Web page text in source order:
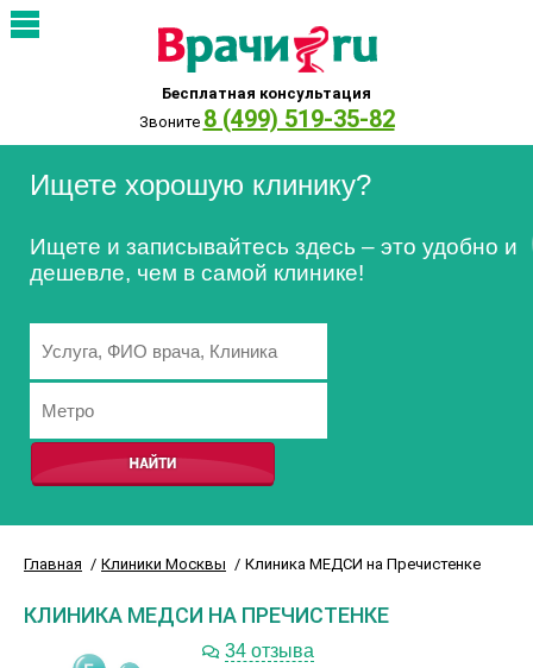
Бесплатная консультация
Звоните 8 (499) 519-35-82
Ищете хорошую клинику?
Ищете и записывайтесь здесь – это удобно и
дешевле, чем в самой клинике!
Главная Клиники Москвы Клиника МЕДСИ на Пречистенке
КЛИНИКА МЕДСИ НА ПРЕЧИСТЕНКЕ
34 отзыва